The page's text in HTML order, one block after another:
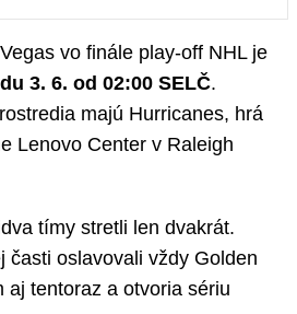
vo finále play-off NHL je
3. 6. od 02:00 SELČ.
majú Hurricanes, hrá
Lenovo Center v Raleigh
tímy stretli len dvakrát.
časti oslavovali vždy Golden
aj tentoraz a otvoria sériu